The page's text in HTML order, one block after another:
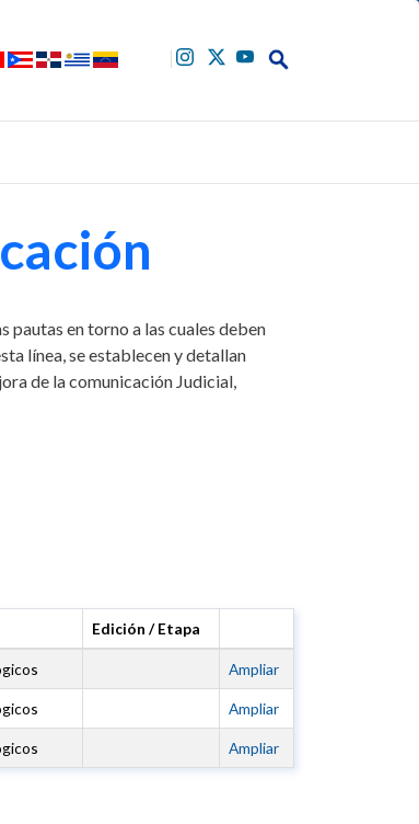
pautas en torno a las cuales deben
línea, se establecen y detallan
de la comunicación Judicial,
Edición / Etapa
Ampliar
Ampliar
Ampliar